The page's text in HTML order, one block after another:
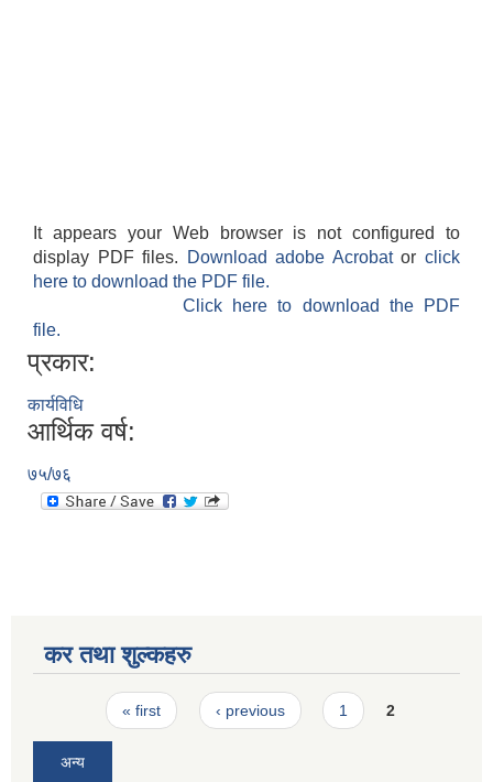
It appears your Web browser is not configured to
display PDF files.
Download adobe Acrobatorclick
here to download the PDF file.
Click here to download the PDF
file.
प्रकार:
कार्यविधि
आर्थिक वर्ष:
७५/७६
कर तथा शुल्कहरु
Pages« first ‹ previous 1 2
अन्य